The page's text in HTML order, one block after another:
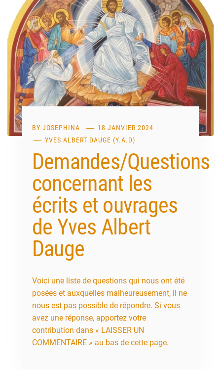
BY JOSEPHINA
18 JANVIER 2024
YVES ALBERT DAUGE (Y.A.D)
Demandes/Questions
concernant les
écrits et ouvrages
de Yves Albert
Dauge
Voici une liste de questions qui nous ont été
posées et auxquelles malheureusement, il ne
nous est pas possible de répondre. Si vous
avez une réponse, apportez votre
contribution dans « LAISSER UN
COMMENTAIRE » au bas de cette page.